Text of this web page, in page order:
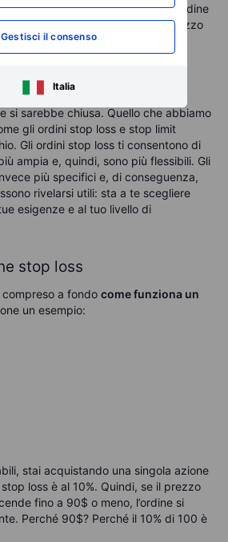
Gestisci il consenso
Italia
aperto. Perché? Come detto, l’ordine
viene raggiunto un livello di prezzo
un ordine stop loss e il
livello compreso nel range
si sarebbe chiusa. Quello che abbiamo
gli ordini stop loss e stop limit
Gli ordini stop loss ti consentono di
ampia e, quindi, sono più flessibili. Gli
più specifici e, di conseguenza,
rivelarsi utili: sta a te scegliere
esigenze e al tuo livello di
stop loss
a fondo come funziona un
un esempio:
stai acquistando una singola azione
loss è al 10%. Quindi, se il prezzo
fino a 90$ o meno, l’ordine si
Perché 90$? Perché il 10% di 100 è